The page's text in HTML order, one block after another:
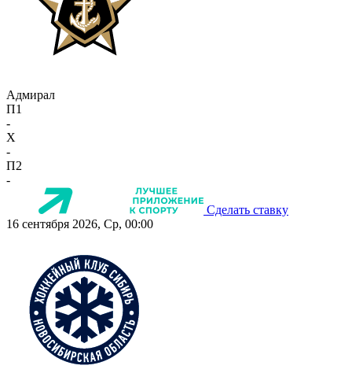
Адмирал
П1
-
X
-
П2
-
Сделать ставку
16 сентября 2026, Ср, 00:00